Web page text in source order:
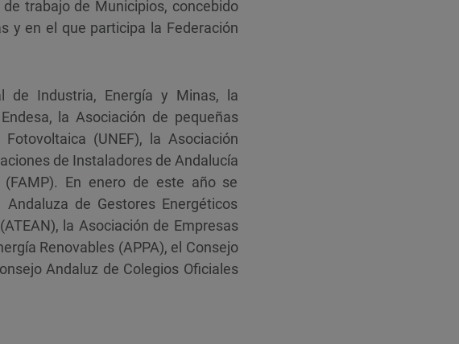
trabajo de Municipios, concebido
y en el que participa la Federación
de Industria, Energía y Minas, la
la Asociación de pequeñas
(UNEF), la Asociación
de Instaladores de Andalucía
(FAMP). En enero de este año se
de Gestores Energéticos
la Asociación de Empresas
Renovables (APPA), el Consejo
Andaluz de Colegios Oficiales